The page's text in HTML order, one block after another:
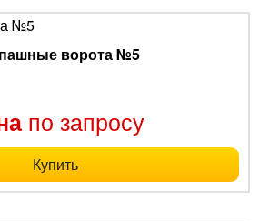
ворота №5
по запросу
Купить